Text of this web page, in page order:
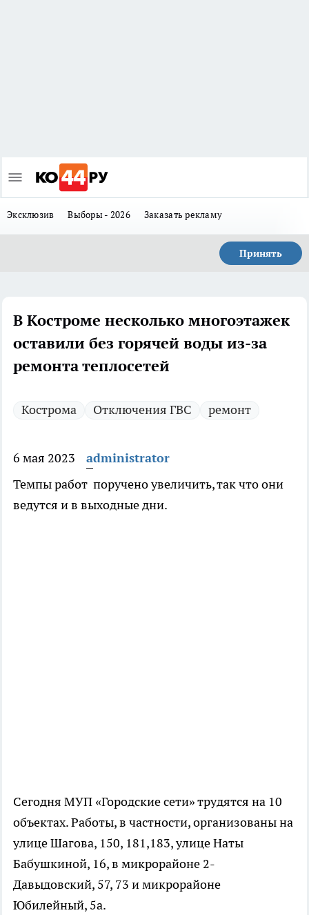
Эксклюзив Выборы - 2026 Заказать рекламу
Принять
В Костроме несколько многоэтажек
оставили без горячей воды из-за
ремонта теплосетей
Кострома Отключения ГВС ремонт
6 мая 2023
administrator
Темпы работ поручено увеличить, так что они
ведутся и в выходные дни.
Сегодня МУП «Городские сети» трудятся на 10
объектах. Работы, в частности, организованы на
улице Шагова, 150, 181,183, улице Наты
Бабушкиной, 16, в микрорайоне 2-
Давыдовский, 57, 73 и микрорайоне
Юбилейный, 5а.